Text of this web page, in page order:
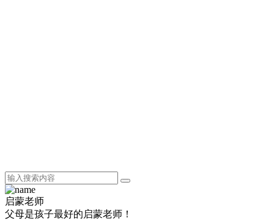
启蒙老师
父母是孩子最好的启蒙老师！